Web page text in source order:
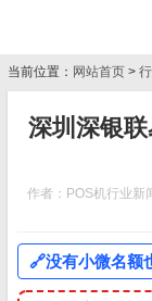
当前位置： 网站首页 >
深圳深银
作者：POS机行业新
🔗没有小微名额